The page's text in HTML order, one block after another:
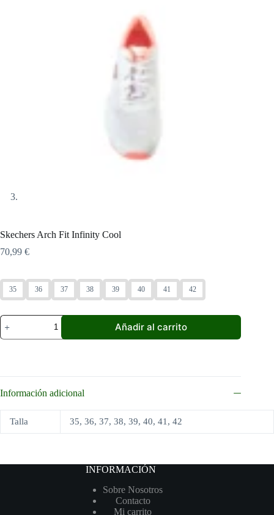
Skechers Arch Fit Infinity Cool
70,99 €
35 36 37 38 39 40 41 42
Skechers
Arch
Fit
Añadir al carrito
Información adicional
Talla 35, 36, 37, 38, 39, 40, 41, 42
INFORMACIÓN
Sobre Nosotros
Contacto
Mi carrito